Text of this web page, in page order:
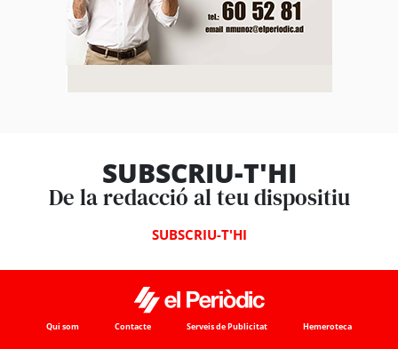
SUBSCRIU-T'HI
De la redacció al teu dispositiu
SUBSCRIU-T'HI
Qui som Contacte Serveis de Publicitat Hemeroteca